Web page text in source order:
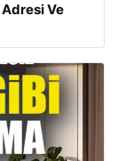
Ve